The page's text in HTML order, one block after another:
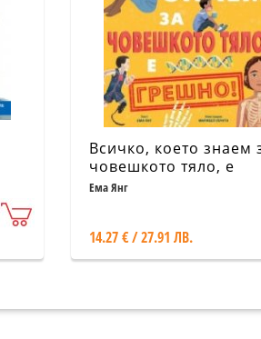
Всичко, което знаем
човешкото тяло, е
ГРЕШНО!
Ема Янг
14.27 € / 27.91 ЛВ.